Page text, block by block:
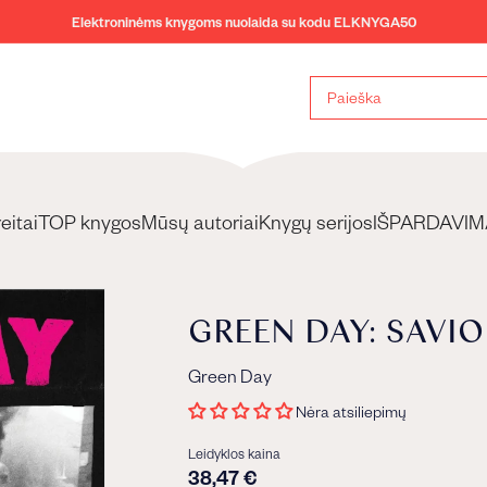
Sustabdyti
demonstravimą
Elektroninėms knygoms nuolaida su kodu ELKNYGA50
TOP knygosMūsų autoriaiKnygų serijos
GREEN DAY:
Green Day
Nėra atsiliepimų
Leidyklos kaina
38,47 €